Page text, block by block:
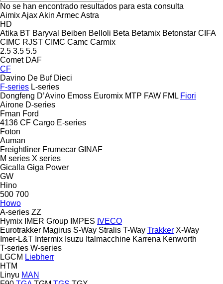
No se han encontrado resultados para esta consulta
AimixAjaxAkin ArmecAstra
HD
Atika BT Baryval Beiben Belloli Beta Betamix Betonstar CIFA
CIMC RJST CIMC Camc Carmix
2.5 3.5 5.5
Comet DAF
CF
Davino De Buf Dieci
F-series L-series
Dongfeng D’Avino Emoss Euromix MTP FAW FML Fiori
Airone D-series
Fman Ford
4136 CF Cargo E-series
Foton
Auman
Freightliner Frumecar GINAF
M series X series
Gicalla Giga Power
GW
Hino
500 700
Howo
A-series ZZ
Hymix IMER Group IMPES IVECO
Eurotrakker Magirus S-Way Stralis T-Way Trakker X-Way
Imer-L&T Intermix Isuzu Italmacchine Karrena Kenworth
T-series W-series
LGCM Liebherr
HTM
Linyu MAN